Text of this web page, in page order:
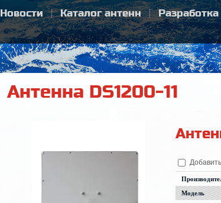
Новости Каталог антенн
Антенна DS1200-11
Модель